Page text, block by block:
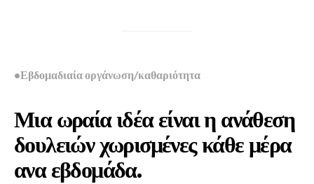
•Εβδομαδιαία οργάνωση/καθαριότητα
Μια ωραία ιδέα είναι η ανάθεση
δουλειών χωρισμένες κάθε μέρα
ανα εβδομάδα.